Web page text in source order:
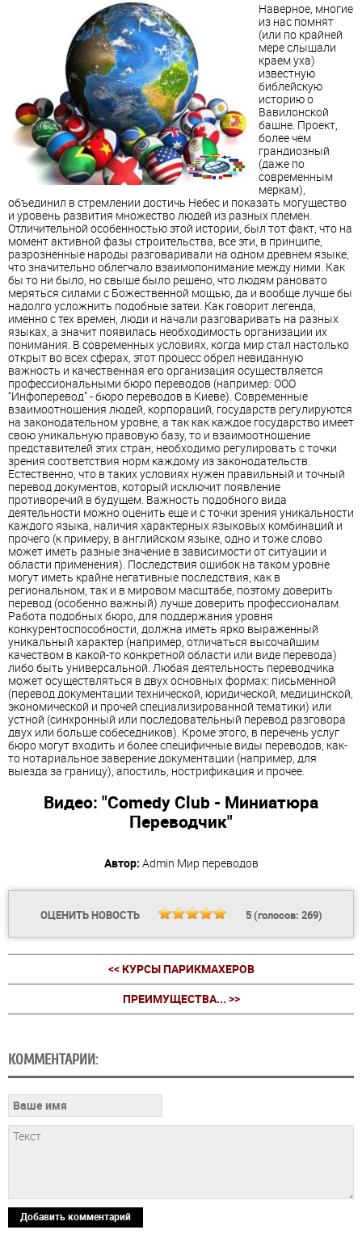
Наверное, многие
из нас помнят
(или по крайней
мере слышали
краем уха)
известную
библейскую
историю о
Вавилонской
башне. Проект,
более чем
грандиозный
(даже по
современным
меркам),
объединил в стремлении достичь Небес и показать могущество
и уровень развития множество людей из разных племен.
Отличительной особенностью этой истории, был тот факт, что на
момент активной фазы строительства, все эти, в принципе,
разрозненные народы разговаривали на одном древнем языке,
что значительно облегчало взаимопонимание между ними. Как
бы то ни было, но свыше было решено, что людям рановато
меряться силами с Божественной мощью, да и вообще лучше бы
надолго усложнить подобные затеи. Как говорит легенда,
именно с тех времен, люди и начали разговаривать на разных
языках, а значит появилась необходимость организации их
понимания. В современных условиях, когда мир стал настолько
открыт во всех сферах, этот процесс обрел невиданную
важность и качественная его организация осуществляется
профессиональными бюро переводов (например: ООО
“Инфоперевод” - бюро переводов в Киеве). Современные
взаимоотношения людей, корпораций, государств регулируются
на законодательном уровне, а так как каждое государство имеет
свою уникальную правовую базу, то и взаимоотношение
представителей этих стран, необходимо регулировать с точки
зрения соответствия норм каждому из законодательств.
Естественно, что в таких условиях нужен правильный и точный
перевод документов, который исключит появление
противоречий в будущем. Важность подобного вида
деятельности можно оценить еще и с точки зрения уникальности
каждого языка, наличия характерных языковых комбинаций и
прочего (к примеру, в английском языке, одно и тоже слово
может иметь разные значение в зависимости от ситуации и
области применения). Последствия ошибок на таком уровне
могут иметь крайне негативные последствия, как в
региональном, так и в мировом масштабе, поэтому доверить
перевод (особенно важный) лучше доверить профессионалам.
Работа подобных бюро, для поддержания уровня
конкурентоспособности, должна иметь ярко выраженный
уникальный характер (например, отличаться высочайшим
качеством в какой-то конкретной области или виде перевода)
либо быть универсальной. Любая деятельность переводчика
может осуществляться в двух основных формах: письменной
(перевод документации технической, юридической, медицинской,
экономической и прочей специализированной тематики) или
устной (синхронный или последовательный перевод разговора
двух или больше собеседников). Кроме этого, в перечень услуг
бюро могут входить и более специфичные виды переводов, как-
то нотариальное заверение документации (например, для
выезда за границу), апостиль, нострификация и прочее.
Видео: "Comedy Club - Миниатюра
Переводчик"
Автор: Admin Мир переводов
ОЦЕНИТЬ НОВОСТЬ 5(голосов: 269)
<< КУРСЫ ПАРИКМАХЕРОВ
ПРЕИМУЩЕСТВА... >>
КОММЕНТАРИИ:
Добавить комментарий